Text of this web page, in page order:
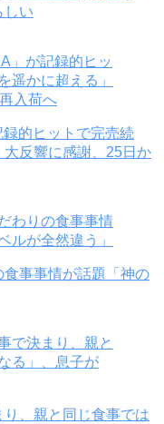
しい
的ヒットで完売続
反響に感謝、25日か
食事事情が話題「神の
、親と同じ食事では